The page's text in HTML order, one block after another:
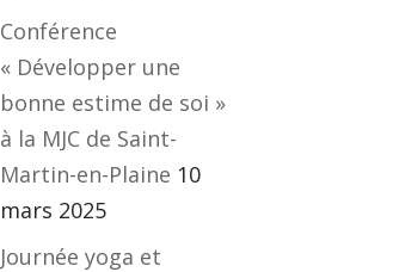
Conférence
« Développer une
bonne estime de soi »
à la MJC de Saint-
Martin-en-Plaine 10
mars 2025
Journée yoga et